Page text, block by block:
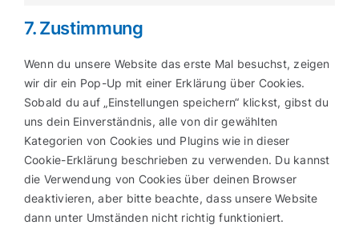
7. Zustimmung
Wenn du unsere Website das erste Mal besuchst, zeigen
wir dir ein Pop-Up mit einer Erklärung über Cookies.
Sobald du auf „Einstellungen speichern“ klickst, gibst du
uns dein Einverständnis, alle von dir gewählten
Kategorien von Cookies und Plugins wie in dieser
Cookie-Erklärung beschrieben zu verwenden. Du kannst
die Verwendung von Cookies über deinen Browser
deaktivieren, aber bitte beachte, dass unsere Website
dann unter Umständen nicht richtig funktioniert.